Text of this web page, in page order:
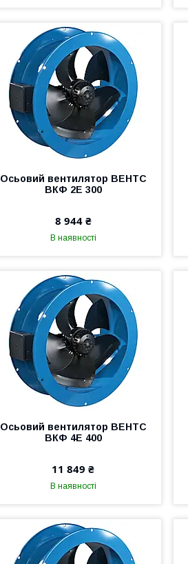
Осьовий вентилятор ВЕНТС
ВКФ 2Е 300
8 944 ₴
В наявності
Осьовий вентилятор ВЕНТС
ВКФ 4Е 400
11 849 ₴
В наявності